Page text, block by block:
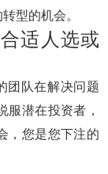
型的机会。
适人选或
团队在解决问题
服潜在投资者，
，您是您下注的